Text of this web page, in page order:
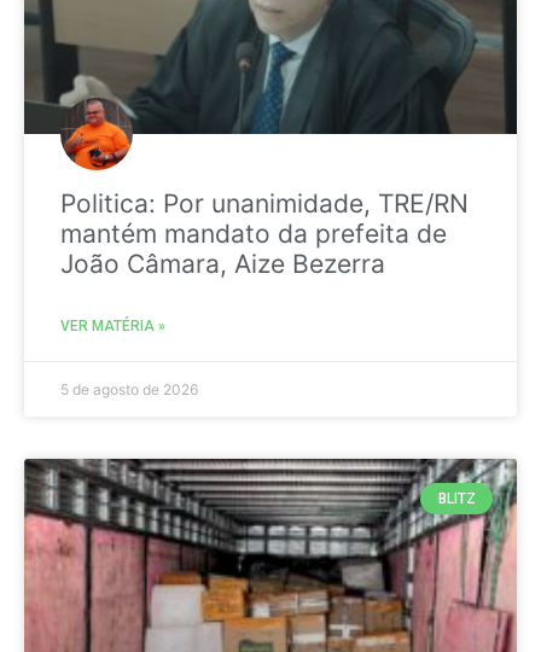
Politica: Por unanimidade, TRE/RN
mantém mandato da prefeita de
João Câmara, Aize Bezerra
VER MATÉRIA »
5 de agosto de 2026
BLITZ